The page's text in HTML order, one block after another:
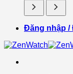
Đăng nhập /